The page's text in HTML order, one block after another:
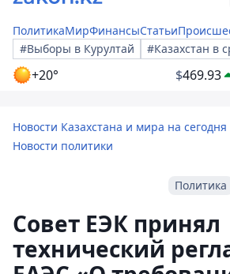
ПолитикаМирФинансыСтатьи
#Выборы в Курултай
#Казахстан в
+20° $469.93
Новости Казахстана и мира на сегодня
Новости политики
Политика
Совет ЕЭК принял
технический